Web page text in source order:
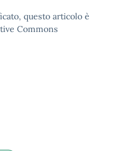
questo articolo è
Commons